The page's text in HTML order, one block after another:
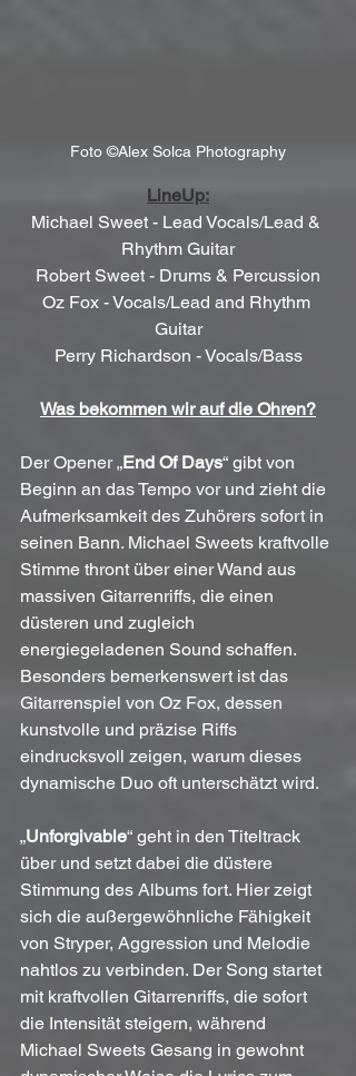
Foto ©Alex Solca Photography
LineUp:
Michael Sweet - Lead Vocals/Lead &
Rhythm Guitar
Robert Sweet - Drums & Percussion
Oz Fox - Vocals/Lead and Rhythm
Guitar
Perry Richardson - Vocals/Bass
Was bekommen wir auf die Ohren?
Der Opener „End Of Days“ gibt von
Beginn an das Tempo vor und zieht die
Aufmerksamkeit des Zuhörers sofort in
seinen Bann. Michael Sweets kraftvolle
Stimme thront über einer Wand aus
massiven Gitarrenriffs, die einen
düsteren und zugleich
energiegeladenen Sound schaffen.
Besonders bemerkenswert ist das
Gitarrenspiel von Oz Fox, dessen
kunstvolle und präzise Riffs
eindrucksvoll zeigen, warum dieses
dynamische Duo oft unterschätzt wird.
„Unforgivable“ geht in den Titeltrack
über und setzt dabei die düstere
Stimmung des Albums fort. Hier zeigt
sich die außergewöhnliche Fähigkeit
von Stryper, Aggression und Melodie
nahtlos zu verbinden. Der Song startet
mit kraftvollen Gitarrenriffs, die sofort
die Intensität steigern, während
Michael Sweets Gesang in gewohnt